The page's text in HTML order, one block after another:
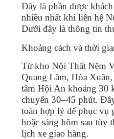
Đây là phần được
nhiều nhất khi liên hệ
Dưới đây là thông tin
Khoảng cách và thời
Từ kho Nội Thất Nệm
Quang Lâm, Hòa
tâm Hội An khoảng 30
chuyển 30–45 phút.
toàn hợp lý để phục vụ
hoặc sáng hôm sau tùy
lịch xe giao hàng.